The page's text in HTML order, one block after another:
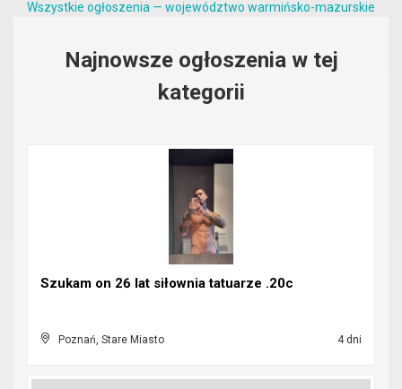
Wszystkie ogłoszenia — województwo warmińsko-mazurskie
Najnowsze ogłoszenia w tej
kategorii
Szukam on 26 lat siłownia tatuarze .20c
Poznań, Stare Miasto 4 dni